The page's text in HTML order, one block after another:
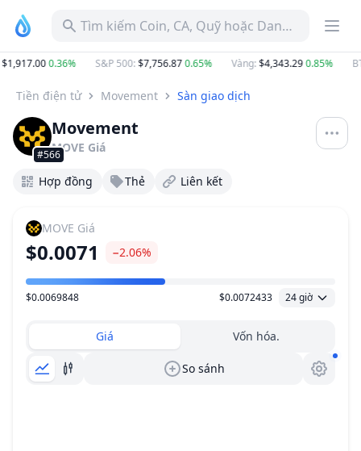
Tìm kiếm Coin, CA, Quỹ hoặc Danh mục
0.36% S&P 500:$7,756.870.65% Vàng:$4,343.290.85%
Tiền điện tử Movement Sàn giao dịch
#566
Movement
MOVE Giá
Hợp đồng Thẻ Liên kết
MOVE Giá
$0.0071 −2.06%
Khoảng giá
$0.0069848 $0.0072433 24 giờ
Giá Vốn hóa.
So sánh